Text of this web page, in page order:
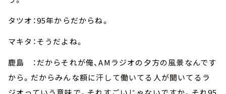
タツオ：95年からだからね。
マキタ：そうだよね。
鹿島 ：だからそれが俺、AMラジオの夕方の風景なんです
から。だからみんな額に汗して働いてる人が聞いてるラ